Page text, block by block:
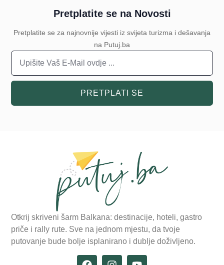
Pretplatite se na Novosti
Pretplatite se za najnovnije vijesti iz svijeta turizma i dešavanja
na Putuj.ba
PRETPLATI SE
Otkrij skriveni šarm Balkana: destinacije, hoteli, gastro
priče i rally rute. Sve na jednom mjestu, da tvoje
putovanje bude bolje isplanirano i dublje doživljeno.